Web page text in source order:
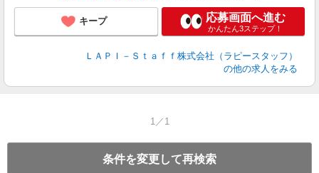
キープ 応募画面へ進む
かんたん3ステップ！
ＬＡＰＩ－Ｓｔａｆｆ株式会社（ラピースタッフ）
の他の求人をみる
1／1
条件を変更して再検索